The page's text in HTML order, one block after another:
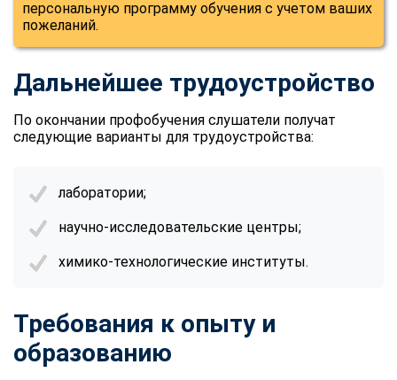
персональную программу обучения с учетом ваших
пожеланий.
Дальнейшее трудоустройство
По окончании профобучения слушатели получат
следующие варианты для трудоустройства:
лаборатории;
научно-исследовательские центры;
химико-технологические институты.
Требования к опыту и
образованию
online
Мессенджеры
Свяжитесь с нами через любой удобный мессенджер!
Telegram WhatsApp
Vkontakte
Max